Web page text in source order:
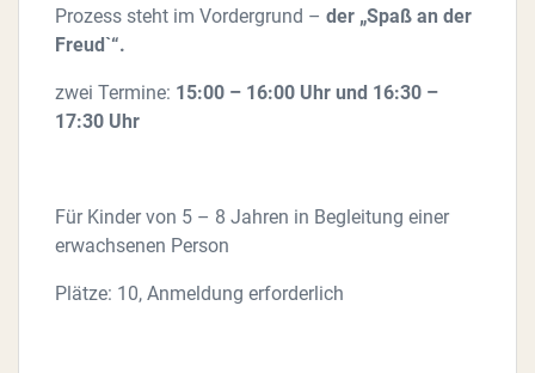
Prozess steht im Vordergrund – der „Spaß an der
Freud`“.
zwei Termine: 15:00 – 16:00 Uhr und 16:30 –
17:30 Uhr
Für Kinder von 5 – 8 Jahren in Begleitung einer
erwachsenen Person
Plätze: 10, Anmeldung erforderlich